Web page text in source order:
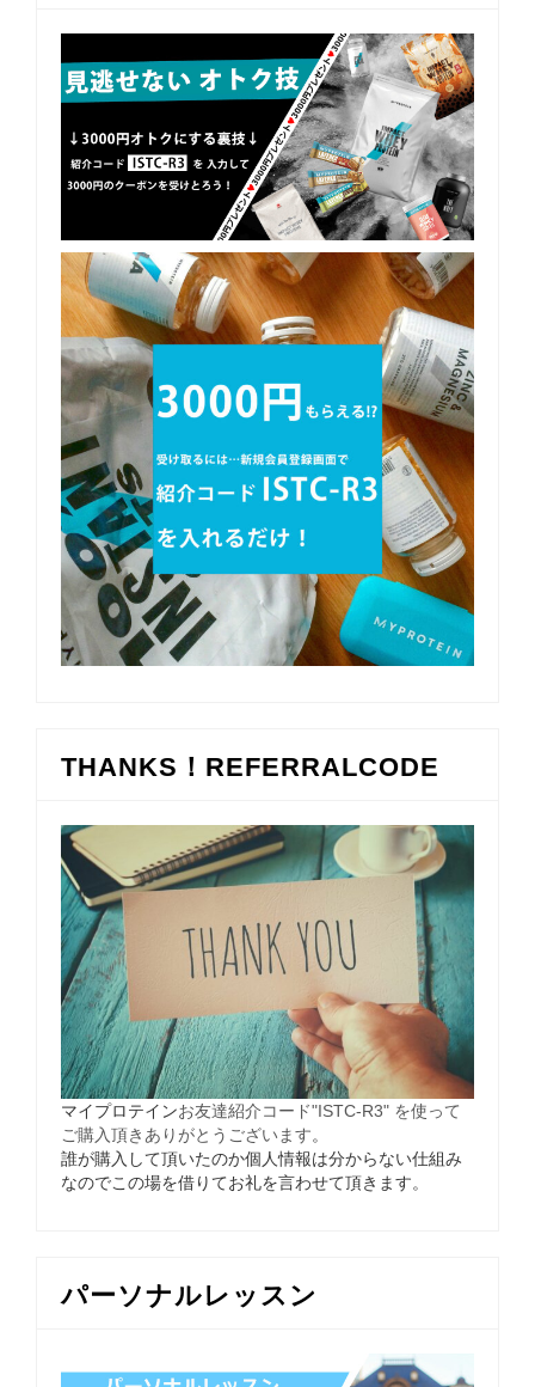
THANKS！REFERRALCODE
マイプロテインお友達紹介コード"ISTC-R3" を使って
ご購入頂きありがとうございます。
誰が購入して頂いたのか個人情報は分からない仕組み
なのでこの場を借りてお礼を言わせて頂きます。
パーソナルレッスン